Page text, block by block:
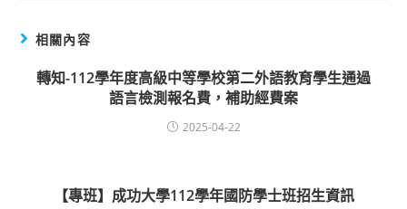
相關內容
轉知-112學年度高級中等學校第二外語教育學生通過
語言檢測報名費，補助經費案
2025-04-22
【專班】成功大學112學年國防學士班招生資訊